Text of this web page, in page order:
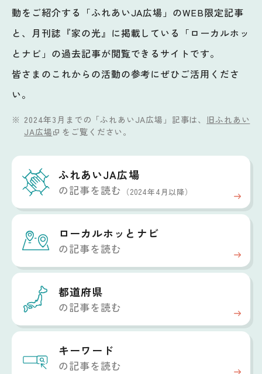
動をご紹介する「ふれあいJA広場」のWEB限定記事
と、月刊誌『家の光』に掲載している「ローカルホッ
とナビ」の過去記事が閲覧できるサイトです。
皆さまのこれからの活動の参考にぜひご活用くださ
い。
2024年3月までの「ふれあいJA広場」記事は、 旧ふれあい
JA広場
をご覧ください。
ふれあいJA広場
の記事を読む （2024年4月以降）
ローカルホッと ナビ
の記事を読む
都道府県
の記事を読む
キーワード
の記事を読む